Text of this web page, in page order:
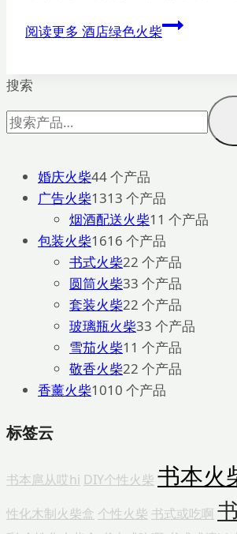
阅读更多 酒店绿色火柴
搜索
婚庆火柴44 个产品
广告火柴1313 个产品
烟酒配送火柴1 1 个产品
包装火柴1616 个产品
书式火柴22 个产品
圆筒火柴33 个产品
套装火柴22 个产品
玻璃瓶火柴33 个产品
雪茄火柴1 1 个产品
敬香火柴22 个产品
香薰火柴1010 个产品
标签云
书本扈从哎hi DIY个性火柴 书本火
性化木制火柴盒 个性火柴 书式或吃啊